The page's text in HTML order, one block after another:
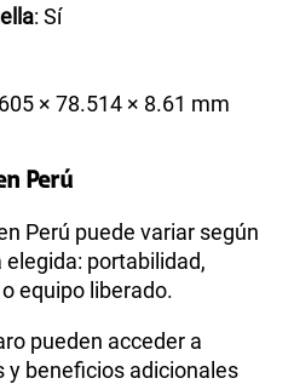
: Sí
× 78.514 × 8.61 mm
Perú
Perú puede variar según
portabilidad,
equipo liberado.
pueden acceder a
y beneficios adicionales